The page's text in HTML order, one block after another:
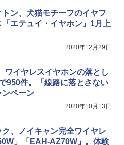
ーズコレクション 山善] 傘みたいに
け パッとサッとテント キューブワ
ックコーティング フルクローズ メ
エクルベージュ
ーポンプ SUP用 20PSI 電動ポンプ
可読lcd 7種類ノズル付き
トン、犬猫モチーフのイヤフ
「エテュイ・イヤホン」1月上
2020年12月29日
ワイヤレスイヤホンの落とし
950件。「線路に落とさない
ンペーン
2020年10月13日
ク、ノイキャン完全ワイヤレ
」「EAH-AZ70W」。体験